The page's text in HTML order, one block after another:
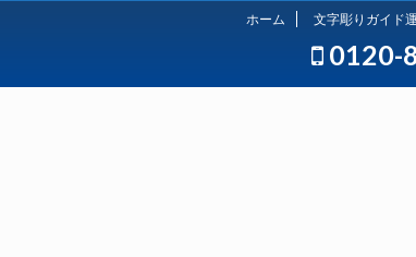
ホーム 文字彫りガイド
0120-